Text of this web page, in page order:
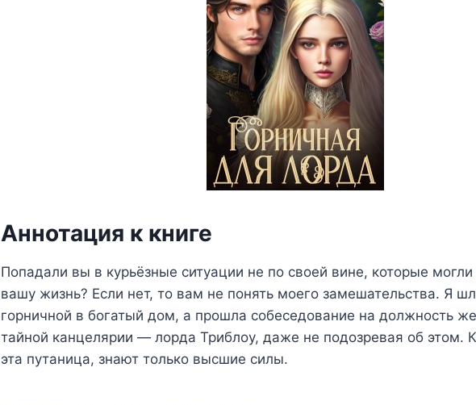
Аннотация к книге
Попадали вы в курьёзные ситуации не по своей вине, которые
вашу жизнь? Если нет, то вам не понять моего замешательства. Я
горничной в богатый дом, а прошла собеседование на должность
тайной канцелярии — лорда Триблоу, даже не подозревая об этом.
эта путаница, знают только высшие силы.